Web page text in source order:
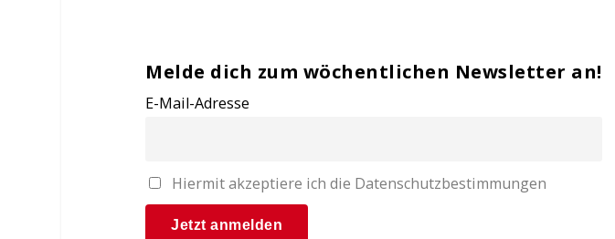
Melde dich zum wöchentlichen Newsletter an!
E-Mail-Adresse
Hiermit akzeptiere ich die Datenschutzbestimmungen